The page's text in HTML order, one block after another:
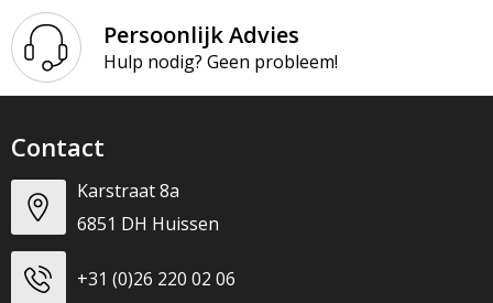
Persoonlijk Advies
Hulp nodig? Geen probleem!
Contact
Karstraat 8a
6851 DH Huissen
+31 (0)26 220 02 06